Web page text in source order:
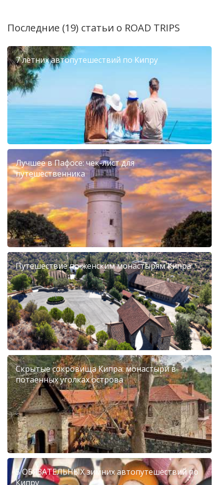
Последние (19) статьи о ROAD TRIPS
7 летних автопутешествий по Кипру
Лучшее в Пафосе: чек-лист для
путешественника
Путешествие по женским монастырям Кипра
Скрытые сокровища Кипра: монастыри в
потаённых уголках острова
5 ОБЯЗАТЕЛЬНЫХ зимних автопутешествий по
Кипру